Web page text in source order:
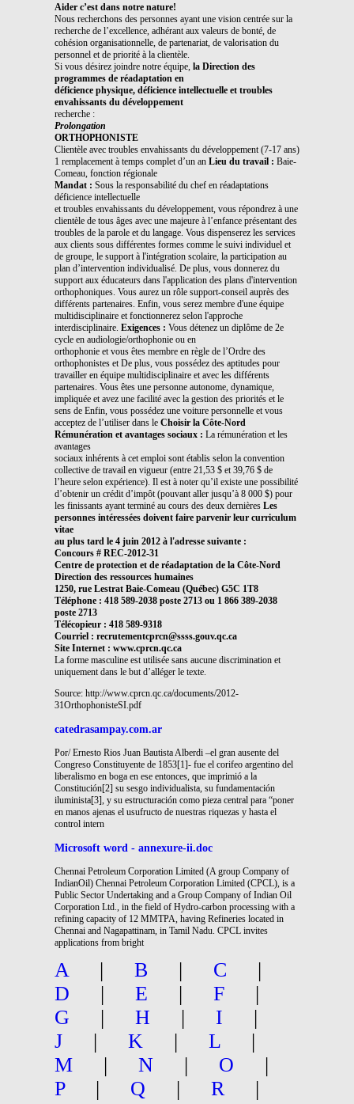
Aider c’est dans notre nature!
Nous recherchons des personnes ayant une vision centrée sur la
recherche de l’excellence, adhérant aux valeurs de bonté, de
cohésion organisationnelle, de partenariat, de valorisation du
personnel et de priorité à la clientèle.
Si vous désirez joindre notre équipe, la Direction des
programmes de réadaptation en
déficience physique, déficience intellectuelle et troubles
envahissants du développement
recherche :
Prolongation
ORTHOPHONISTE
Clientèle avec troubles envahissants du développement (7-17 ans)
1 remplacement à temps complet d’un an Lieu du travail : Baie-
Comeau, fonction régionale
Mandat : Sous la responsabilité du chef en réadaptations
déficience intellectuelle
et troubles envahissants du développement, vous répondrez à une
clientèle de tous âges avec une majeure à l’enfance présentant des
troubles de la parole et du langage. Vous dispenserez les services
aux clients sous différentes formes comme le suivi individuel et
de groupe, le support à l'intégration scolaire, la participation au
plan d’intervention individualisé. De plus, vous donnerez du
support aux éducateurs dans l'application des plans d'intervention
orthophoniques. Vous aurez un rôle support-conseil auprès des
différents partenaires. Enfin, vous serez membre d'une équipe
multidisciplinaire et fonctionnerez selon l'approche
interdisciplinaire. Exigences : Vous détenez un diplôme de 2e
cycle en audiologie/orthophonie ou en
orthophonie et vous êtes membre en règle de l’Ordre des
orthophonistes et De plus, vous possédez des aptitudes pour
travailler en équipe multidisciplinaire et avec les différents
partenaires. Vous êtes une personne autonome, dynamique,
impliquée et avez une facilité avec la gestion des priorités et le
sens de Enfin, vous possédez une voiture personnelle et vous
acceptez de l’utiliser dans le Choisir la Côte-Nord
Rémunération et avantages sociaux : La rémunération et les
avantages
sociaux inhérents à cet emploi sont établis selon la convention
collective de travail en vigueur (entre 21,53 $ et 39,76 $ de
l’heure selon expérience). Il est à noter qu’il existe une possibilité
d’obtenir un crédit d’impôt (pouvant aller jusqu’à 8 000 $) pour
les finissants ayant terminé au cours des deux dernières Les
personnes intéressées doivent faire parvenir leur curriculum
vitae
au plus tard le 4 juin 2012 à l'adresse suivante :
Concours # REC-2012-31
Centre de protection et de réadaptation de la Côte-Nord
Direction des ressources humaines
1250, rue Lestrat Baie-Comeau (Québec) G5C 1T8
Téléphone : 418 589-2038 poste 2713 ou 1 866 389-2038
poste 2713
Télécopieur : 418 589-9318
Courriel : recrutementcprcn@ssss.gouv.qc.ca
Site Internet : www.cprcn.qc.ca
La forme masculine est utilisée sans aucune discrimination et
uniquement dans le but d’alléger le texte.
Source: http://www.cprcn.qc.ca/documents/2012-
31OrthophonisteSI.pdf
catedrasampay.com.ar
Por/ Ernesto Rios Juan Bautista Alberdi –el gran ausente del
Congreso Constituyente de 1853[1]- fue el corifeo argentino del
liberalismo en boga en ese entonces, que imprimió a la
Constitución[2] su sesgo individualista, su fundamentación
iluminista[3], y su estructuración como pieza central para “poner
en manos ajenas el usufructo de nuestras riquezas y hasta el
control intern
Microsoft word - annexure-ii.doc
Chennai Petroleum Corporation Limited (A group Company of
IndianOil) Chennai Petroleum Corporation Limited (CPCL), is a
Public Sector Undertaking and a Group Company of Indian Oil
Corporation Ltd., in the field of Hydro-carbon processing with a
refining capacity of 12 MMTPA, having Refineries located in
Chennai and Nagapattinam, in Tamil Nadu. CPCL invites
applications from bright
A | B | C
|
D
| E | F
|
G
| H | I
|
J
| K | L
|
M
| N | O
|
P
| Q | R
|